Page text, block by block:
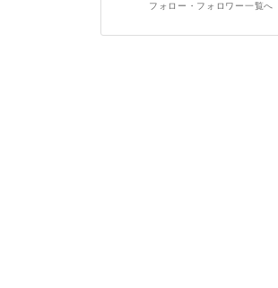
フォロー・フォロワー一覧へ